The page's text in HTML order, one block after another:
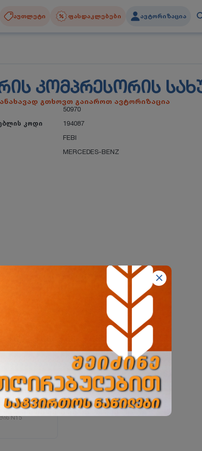
აუთლეტი ფასდაკლებები ავტორიზაცია
ᲙᲝᲛᲞᲠᲔᲡᲝᲠᲘᲡ
გთხოვთ გაიაროთ ავტორიზაცია
50970
კოდი
194087
FEBI
MERCEDES-BENZ
N15